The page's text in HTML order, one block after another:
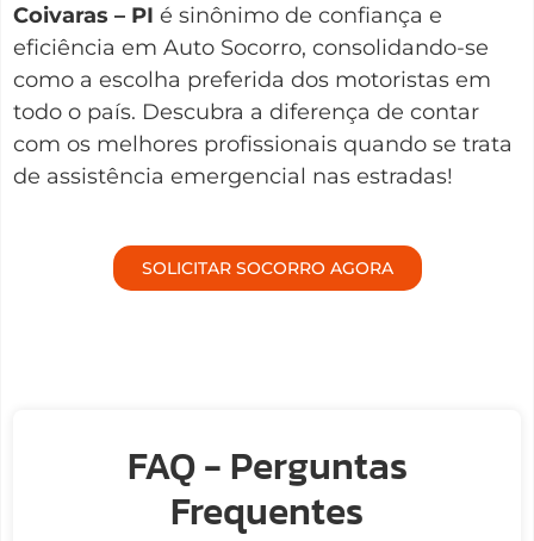
Coivaras – PI é sinônimo de confiança e
eficiência em Auto Socorro, consolidando-se
como a escolha preferida dos motoristas em
todo o país. Descubra a diferença de contar
com os melhores profissionais quando se trata
de assistência emergencial nas estradas!
SOLICITAR SOCORRO AGORA
FAQ - Perguntas
Frequentes